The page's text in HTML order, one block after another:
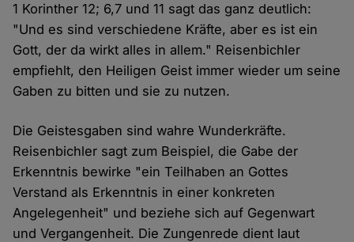
1 Korinther 12; 6,7 und 11 sagt das ganz deutlich:
"Und es sind verschiedene Kräfte, aber es ist ein
Gott, der da wirkt alles in allem." Reisenbichler
empfiehlt, den Heiligen Geist immer wieder um seine
Gaben zu bitten und sie zu nutzen.
Die Geistesgaben sind wahre Wunderkräfte.
Reisenbichler sagt zum Beispiel, die Gabe der
Erkenntnis bewirke "ein Teilhaben an Gottes
Verstand als Erkenntnis in einer konkreten
Angelegenheit" und beziehe sich auf Gegenwart
und Vergangenheit. Die Zungenrede dient laut